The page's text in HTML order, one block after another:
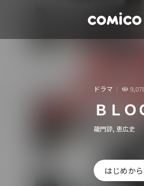
ドラマ
ＢＬ
龍門諒, 恵広史
はじめか